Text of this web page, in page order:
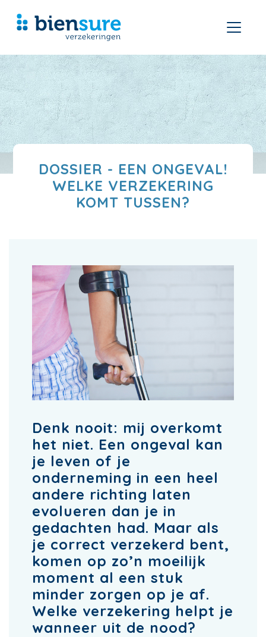
DOSSIER - EEN ONGEVAL!
WELKE VERZEKERING
KOMT TUSSEN?
Denk nooit: mij overkomt
het niet. Een ongeval kan
je leven of je
onderneming in een heel
andere richting laten
evolueren dan je in
gedachten had. Maar als
je correct verzekerd bent,
komen op zo’n moeilijk
moment al een stuk
minder zorgen op je af.
Welke verzekering helpt je
wanneer uit de nood?